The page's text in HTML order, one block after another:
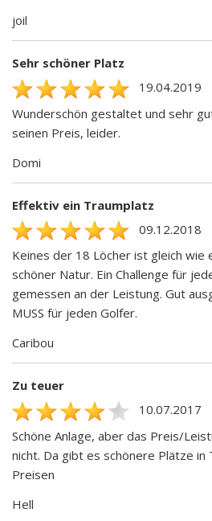
joil
Sehr schöner Platz
19.04.2019
Wunderschön gestaltet und sehr
seinen Preis, leider.
Domi
Effektiv ein Traumplatz
09.12.2018
Keines der 18 Löcher ist gleich wie
schöner Natur. Ein Challenge für
gemessen an der Leistung. Gut
MUSS für jeden Golfer.
Caribou
Zu teuer
10.07.2017
Schöne Anlage, aber das Preis/
nicht. Da gibt es schönere Plätze in
Preisen
Hell